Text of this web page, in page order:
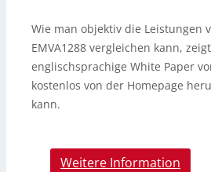
Wie man objektiv die Leistungen
EMVA1288 vergleichen kann,
englischsprachige White Paper
kostenlos von der Homepage
kann.
Weitere Information